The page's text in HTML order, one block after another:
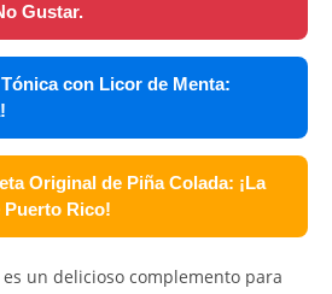
Gustar.
con Licor de Menta:
Original de Piña Colada: ¡La
Puerto Rico!
es un delicioso complemento para